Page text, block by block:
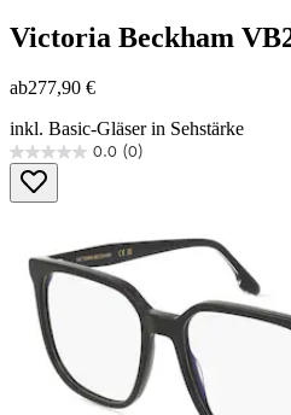
Victoria Beckham
ab277,90 €
inkl. Basic-Gläser in Sehstärke
0.0 (0)
0.0
von
5